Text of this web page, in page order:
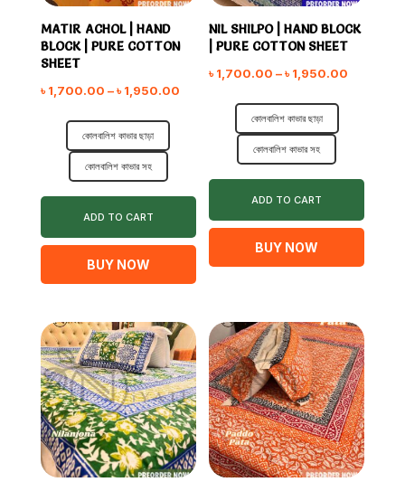
MATIR ACHOL | HAND
BLOCK | PURE COTTON
SHEET
৳1,700.00 – ৳1,950.00Price
৳ 1,700.00
৳ 1,950.00
কোলবালিশ কাভার ছাড়া
কোলবালিশ কাভার সহ
ADD TO CART
BUY NOW
NIL SHILPO | HAND BLOCK
| PURE COTTON SHEET
৳1,700.00 –৳1,950.00
কোলবালিশ কাভার ছাড়া
কোলবালিশ কাভার সহ
ADD TO CART
BUY NOW